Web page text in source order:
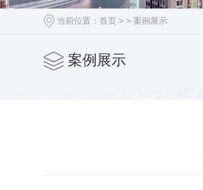
当前位置： 首页 > > 案例展示
案例展示